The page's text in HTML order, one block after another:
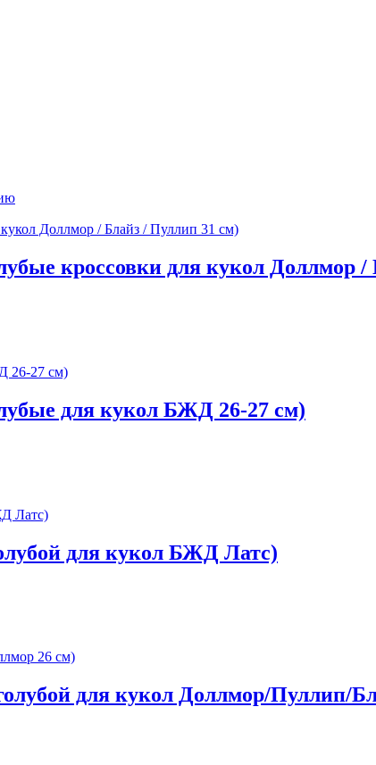
кроссовки для кукол Доллмор
для кукол БЖД 26-27 см)
для кукол БЖД Латс)
для кукол Доллмор/Пуллип/